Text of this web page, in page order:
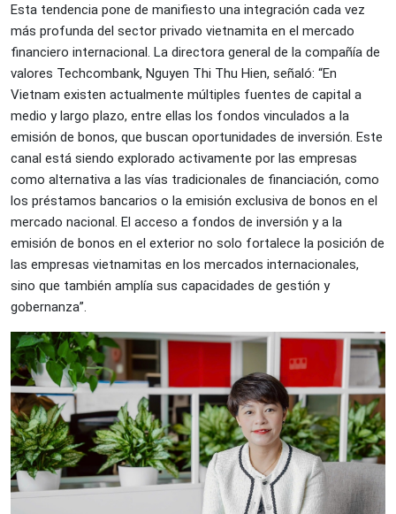
Esta tendencia pone de manifiesto una integración cada vez
más profunda del sector privado vietnamita en el mercado
financiero internacional. La directora general de la compañía de
valores Techcombank, Nguyen Thi Thu Hien, señaló: “En
Vietnam existen actualmente múltiples fuentes de capital a
medio y largo plazo, entre ellas los fondos vinculados a la
emisión de bonos, que buscan oportunidades de inversión. Este
canal está siendo explorado activamente por las empresas
como alternativa a las vías tradicionales de financiación, como
los préstamos bancarios o la emisión exclusiva de bonos en el
mercado nacional. El acceso a fondos de inversión y a la
emisión de bonos en el exterior no solo fortalece la posición de
las empresas vietnamitas en los mercados internacionales,
sino que también amplía sus capacidades de gestión y
gobernanza”.